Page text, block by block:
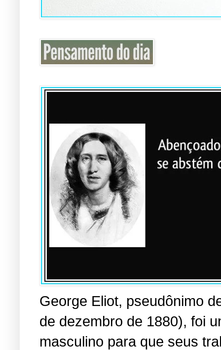
George Eliot, pseudônimo
de dezembro de 1880), foi
masculino para que seus